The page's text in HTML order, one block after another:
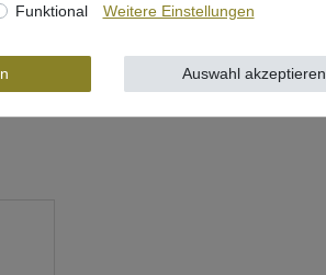
Funktional Weitere Einstellungen
Auswahl akzeptieren